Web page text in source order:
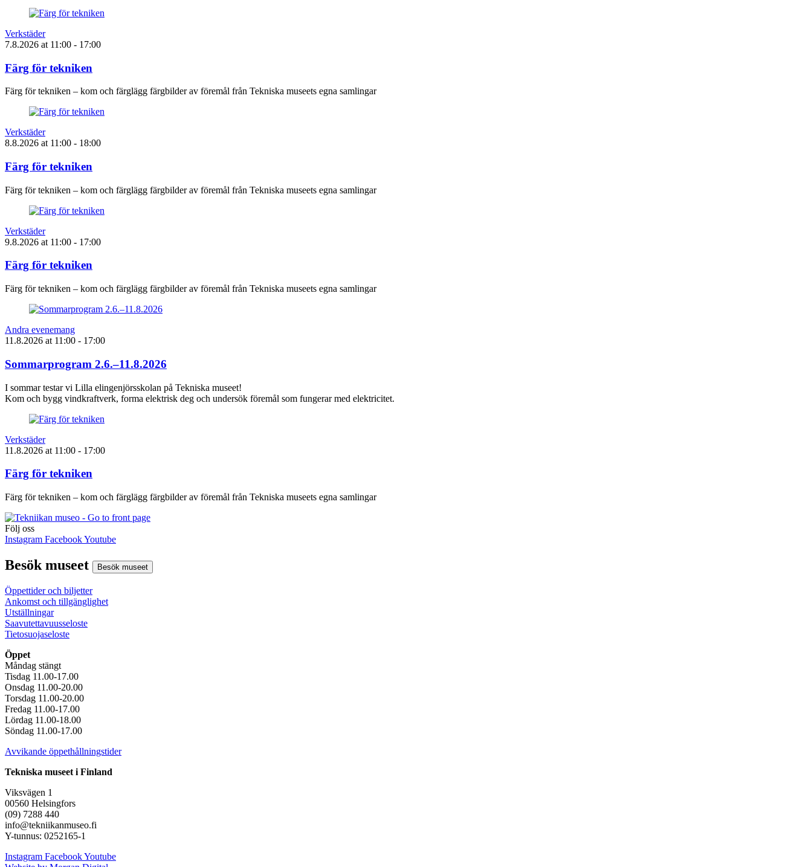
Verkstäder
7.8.2026 at 11:00 - 17:00
Färg för tekniken
Färg för tekniken – kom och färglägg färgbilder av föremål från Tekniska museets egna samlingar
Verkstäder
8.8.2026 at 11:00 - 18:00
Färg för tekniken
Färg för tekniken – kom och färglägg färgbilder av föremål från Tekniska museets egna samlingar
Verkstäder
9.8.2026 at 11:00 - 17:00
Färg för tekniken
Färg för tekniken – kom och färglägg färgbilder av föremål från Tekniska museets egna samlingar
Andra evenemang
11.8.2026 at 11:00 - 17:00
Sommarprogram 2.6.–11.8.2026
I sommar testar vi Lilla elingenjörsskolan på Tekniska museet!
Kom och bygg vindkraftverk, forma elektrisk deg och undersök föremål som fungerar med elektricitet.
Verkstäder
11.8.2026 at 11:00 - 17:00
Färg för tekniken
Färg för tekniken – kom och färglägg färgbilder av föremål från Tekniska museets egna samlingar
Följ oss
Instagram FacebookYoutube
Besök museet Besök museet
Öppettider och biljetter
Ankomst och tillgänglighet
Utställningar
Saavutettavuusseloste
Tietosuojaseloste
Öppet
Måndag stängt
Tisdag 11.00-17.00
Onsdag 11.00-20.00
Torsdag 11.00-20.00
Fredag 11.00-17.00
Lördag 11.00-18.00
Söndag 11.00-17.00
Avvikande öppethållningstider
Tekniska museet i Finland
Viksvägen 1
00560 Helsingfors
(09) 7288 440
info@tekniikanmuseo.fi
Y-tunnus: 0252165-1
Instagram FacebookYoutube